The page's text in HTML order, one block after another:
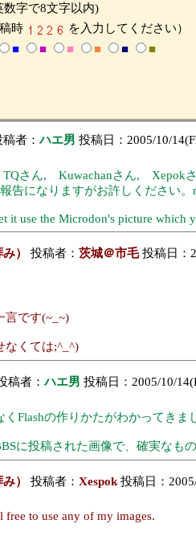
数字で8文字以内)
時
を入力してください）
■ ■ ■ ■ ■ ■
稿者：ハエ男 投稿日：2005/10/
さん, Kuwachanさん, Xepok
告になりますがお許しください
it use the Microdon's picture which
） 投稿者： 茨城＠市毛 投稿日：
言です(~_~)
なくては;^_^)
稿者：ハエ男 投稿日：2005/10/
Flashの作りかたがわかってきま
に投稿された画像で、確実なも
） 投稿者： Xespok投稿日：
free to use any of my images.